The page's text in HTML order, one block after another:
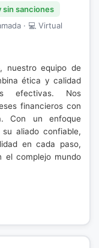
sin sanciones
· 💻 Virtual
, nuestro equipo de
ética y calidad
efectivas. Nos
financieros con
Con un enfoque
aliado confiable,
en cada paso,
el complejo mundo